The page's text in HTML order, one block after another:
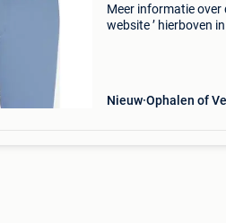
Meer informatie over
website ’ hierboven
Nieuw Ophalen of